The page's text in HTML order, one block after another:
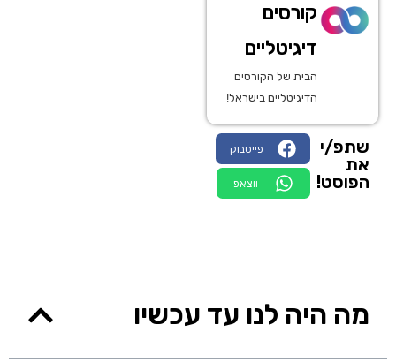
קורסים
דיגיטליים
הבית של הקורסים
הדיגיטליים בישראל!
שתפ/י
את
הפוסט!
פייסבוק
ווצאפ
מה היה לנו עד עכשיו